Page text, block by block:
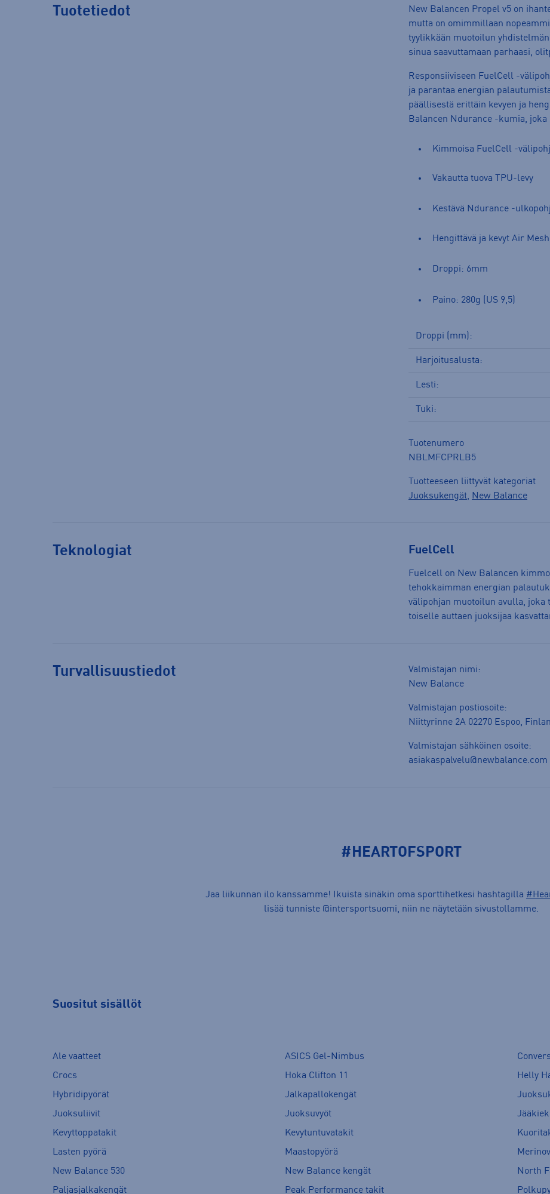
Tuotetiedot
New Balancen Propel v5 on
mutta on omimmillaan
tyylikkään muotoilun
sinua saavuttamaan parhaasi,
Responsiiviseen FuelCell -
ja parantaa energian
päällisestä erittäin kevyen ja
Balancen Ndurance -kumia,
Kimmoisa FuelCell -
Vakautta tuova TPU-levy
Kestävä Ndurance -
Hengittävä ja kevyt Air
Droppi: 6mm
Paino: 280g (US 9,5)
Droppi (mm):
Harjoitusalusta:
Lesti:
Tuki:
Tuotenumero
NBLMFCPRLB5
Tuotteeseen liittyvät kategoriat
Juoksukengät, New Balance
Teknologiat FuelCell
Fuelcell on New Balancen
tehokkaimman energian
välipohjan muotoilun avulla, joka
toiselle auttaen juoksijaa
Turvallisuustiedot
Valmistajan nimi:
New Balance
Valmistajan postiosoite:
Niittyrinne 2A 02270 Espoo,
Valmistajan sähköinen osoite:
asiakaspalvelu@newbalance.com
#HEARTOFSPORT
Jaa liikunnan ilo kanssamme! Ikuista sinäkin oma sporttihetkesi hashtagilla
lisää tunniste @intersportsuomi, niin ne näytetään sivustollamme.
Suositut sisällöt
Ale vaatteet ASICS Gel-Nimbus
Crocs
Hoka Clifton 11
Helly
Hybridipyörät
Jalkapallokengät
Juoksuliivit
Juoksuvyöt
Kevyttoppatakit
Kevytuntuvatakit
Lasten pyörä
Maastopyörä
New Balance 530
New Balance kengät
North
Paljasjalkakengät
Peak Performance takit